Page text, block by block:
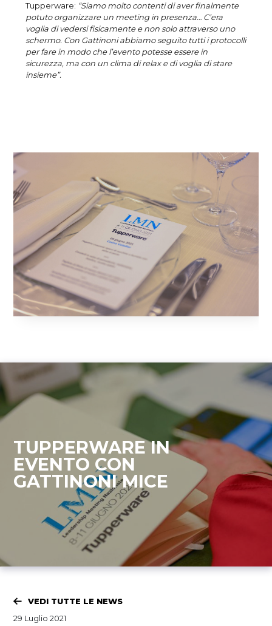
Tupperware: “Siamo molto contenti di aver finalmente
potuto organizzare un meeting in presenza… C’era
voglia di vedersi fisicamente e non solo attraverso uno
schermo. Con Gattinoni abbiamo seguito tutti i protocolli
per fare in modo che l’evento potesse essere in
sicurezza, ma con un clima di relax e di voglia di stare
insieme”.
TUPPERWARE IN
EVENTO CON
GATTINONI MICE
VEDI TUTTE LE NEWS
29 Luglio 2021